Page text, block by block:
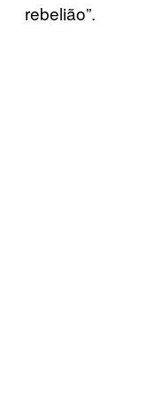
rebelião”.